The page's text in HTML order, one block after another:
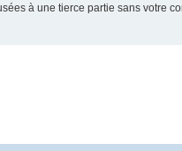
à une tierce partie sans votre